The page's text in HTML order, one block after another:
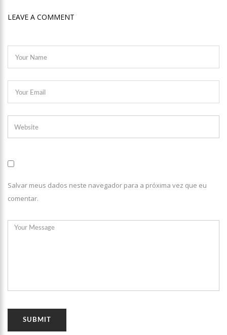
LEAVE A COMMENT
Salvar meus dados neste navegador para a próxima vez que eu
comentar.